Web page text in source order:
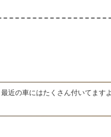
近の車にはたくさん付いてます